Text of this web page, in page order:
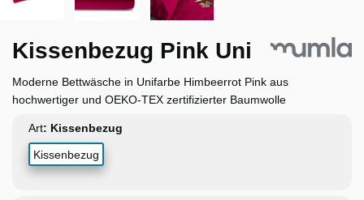
Kissenbezug Pink Uni
Moderne Bettwäsche in Unifarbe Himbeerrot Pink aus
hochwertiger und OEKO-TEX zertifizierter Baumwolle
Art
Kissenbezug